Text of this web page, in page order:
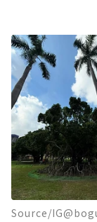
Source/